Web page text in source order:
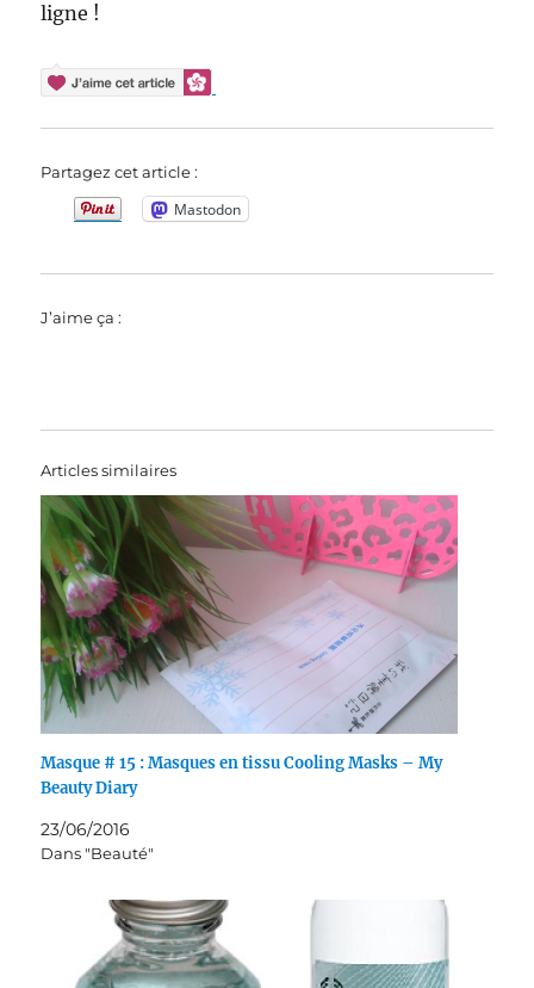
ligne !
Partagez cet article :
Mastodon
J’aime ça :
Articles similaires
Masque # 15 : Masques en tissu Cooling Masks – My
Beauty Diary
23/06/2016
Dans "Beauté"